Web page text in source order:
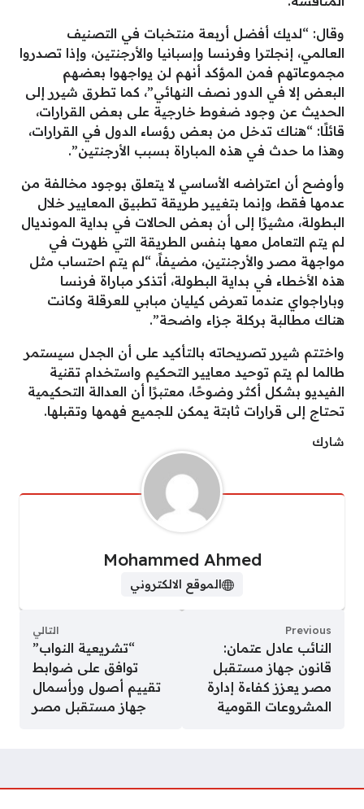
وقال: “لديك أفضل أربعة منتخبات في التصنيف
العالمي، إنجلترا وفرنسا وإسبانيا والأرجنتين، وإذا تصدروا
مجموعاتهم فمن المؤكد أنهم لن يواجهوا بعضهم
البعض إلا في الدور نصف النهائي”، كما تطرق شيرر إلى
الحديث عن وجود ضغوط خارجية على بعض القرارات،
قائلًا: “هناك تدخل من بعض رؤساء الدول في القرارات،
وهذا ما حدث في هذه المباراة بسبب الأرجنتين”.
وأوضح أن اعتراضه الأساسي لا يتعلق بوجود مخالفة من
عدمها فقط، وإنما بتغيير طريقة تطبيق المعايير خلال
البطولة، مشيرًا إلى أن بعض الحالات في بداية المونديال
لم يتم التعامل معها بنفس الطريقة التي ظهرت في
مواجهة مصر والأرجنتين، مضيفاً، “لم يتم احتساب مثل
هذه الأخطاء في بداية البطولة، أتذكر مباراة فرنسا
وباراجواي عندما تعرض كيليان مبابي للعرقلة وكانت
هناك مطالبة بركلة جزاء واضحة”.
واختتم شيرر تصريحاته بالتأكيد على أن الجدل سيستمر
طالما لم يتم توحيد معايير التحكيم واستخدام تقنية
الفيديو بشكل أكثر وضوحًا، معتبرًا أن العدالة التحكيمية
تحتاج إلى قرارات ثابتة يمكن للجميع فهمها وتقبلها.
شارك
Mohammed Ahmed
الموقع الالكتروني
Previous
النائب عادل عتمان:
قانون جهاز مستقبل
مصر يعزز كفاءة إدارة
المشروعات القومية
التالي
“تشريعية النواب”
توافق على ضوابط
تقييم أصول ورأسمال
جهاز مستقبل مصر